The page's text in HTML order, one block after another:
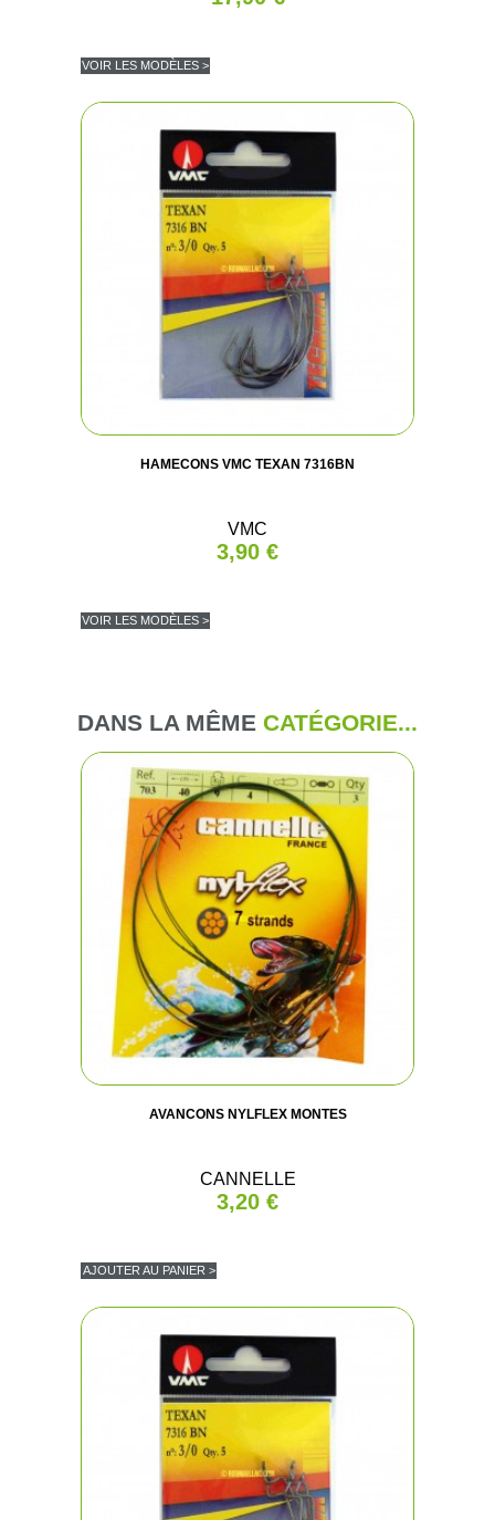
VOIR LES MODÈLES >
HAMECONS VMC TEXAN 7316BN
VMC
3,90 €
VOIR LES MODÈLES >
DANS LA MÊME CATÉGORIE...
AVANCONS NYLFLEX MONTES
CANNELLE
3,20 €
AJOUTER AU PANIER >